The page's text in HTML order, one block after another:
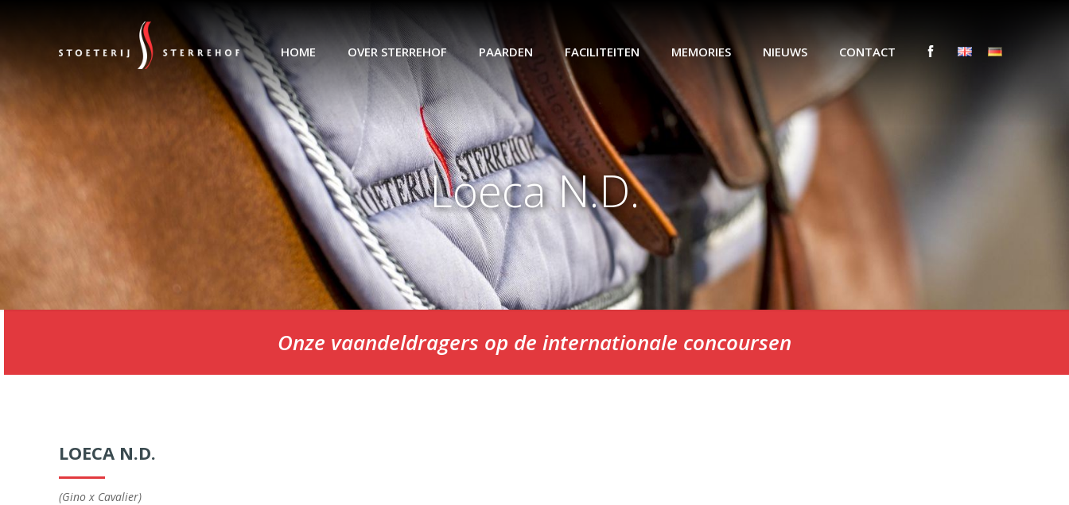
HOME OVER STERREHOF PAARDEN FACILITEITEN MEMORIES NIEUWS CONTACT
Loeca N.D.
Onze vaandeldragers op de internationale concoursen
LOECA N.D.
(Gino x Cavalier)